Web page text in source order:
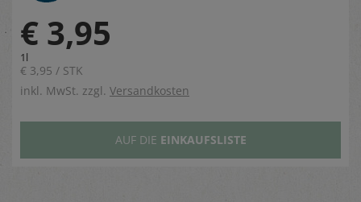
€ 3,95
1l
€ 3,95 / STK
inkl. MwSt. zzgl. Versandkosten
AUF DIE EINKAUFSLISTE